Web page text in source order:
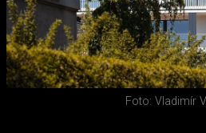
Foto: Vladimír